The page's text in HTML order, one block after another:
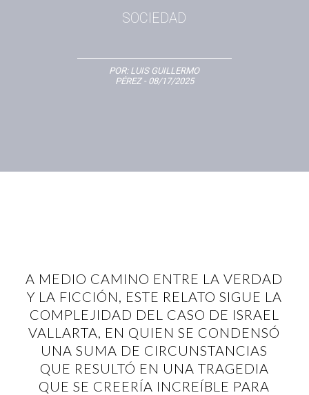
SOCIEDAD
POR: LUIS GUILLERMO
PÉREZ- 08/17/2025
A MEDIO CAMINO ENTRE LA VERDAD
Y LA FICCIÓN, ESTE RELATO SIGUE LA
COMPLEJIDAD DEL CASO DE ISRAEL
VALLARTA, EN QUIEN SE CONDENSÓ
UNA SUMA DE CIRCUNSTANCIAS
QUE RESULTÓ EN UNA TRAGEDIA
QUE SE CREERÍA INCREÍBLE PARA